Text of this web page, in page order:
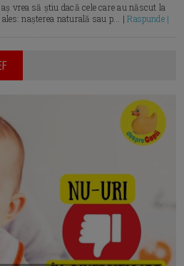
vrea să știu dacă cele care au născut la
ales: nașterea naturală sau p... |Raspunde |